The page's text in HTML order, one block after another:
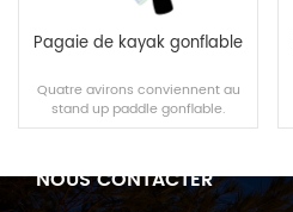
Pagaie de kayak gonflable
Quatre avirons conviennent au
stand up paddle gonflable.
NOUS CONTACTER